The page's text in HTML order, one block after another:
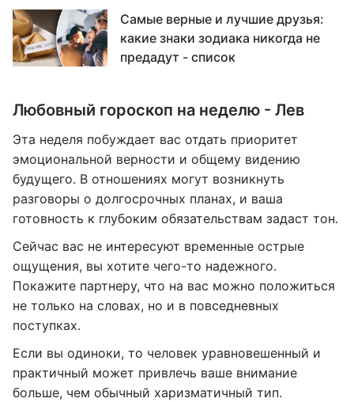
Самые верные и лучшие друзья:
какие знаки зодиака никогда не
предадут - список
Любовный гороскоп на неделю - Лев
Эта неделя побуждает вас отдать приоритет
эмоциональной верности и общему видению
будущего. В отношениях могут возникнуть
разговоры о долгосрочных планах, и ваша
готовность к глубоким обязательствам задаст тон.
Сейчас вас не интересуют временные острые
ощущения, вы хотите чего-то надежного.
Покажите партнеру, что на вас можно положиться
не только на словах, но и в повседневных
поступках.
Если вы одиноки, то человек уравновешенный и
практичный может привлечь ваше внимание
больше, чем обычный харизматичный тип.